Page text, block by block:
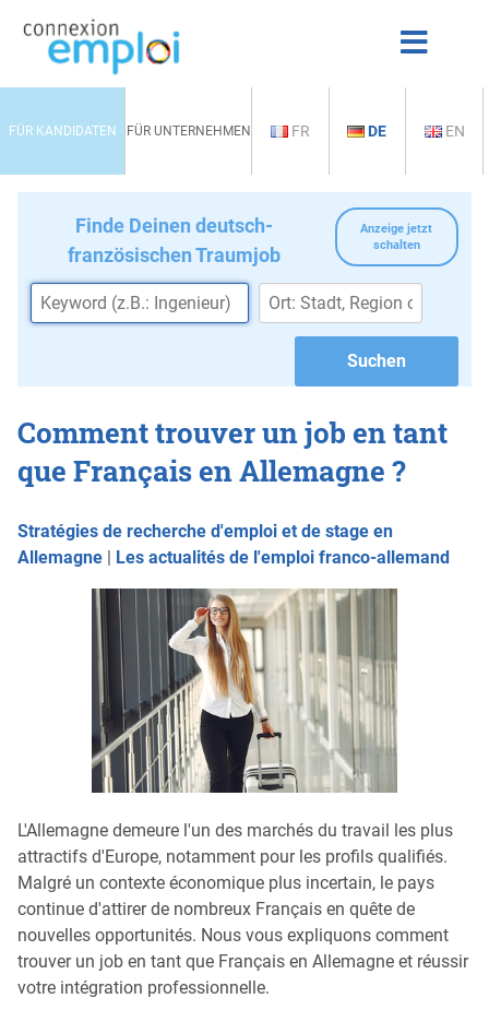
FÜR KANDIDATEN FÜR UNTERNEHMEN FR DE EN
Anzeige jetzt
schalten
Finde Deinen deutsch-
französischen Traumjob
Comment trouver un job en tant
que Français en Allemagne ?
Stratégies de recherche d'emploi et de stage en
Allemagne | Les actualités de l'emploi franco-allemand
L'Allemagne demeure l'un des marchés du travail les plus
attractifs d'Europe, notamment pour les profils qualifiés.
Malgré un contexte économique plus incertain, le pays
continue d'attirer de nombreux Français en quête de
nouvelles opportunités. Nous vous expliquons comment
trouver un job en tant que Français en Allemagne et réussir
votre intégration professionnelle.